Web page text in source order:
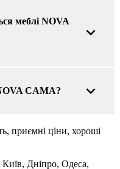
меблі NOVA
CAMA?
приємні ціни, хороші
Київ, Дніпро, Одеса,